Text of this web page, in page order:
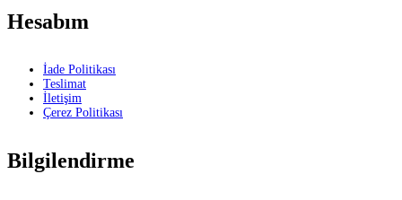
Hesabım
İade Politikası
Teslimat
İletişim
Çerez Politikası
Bilgilendirme